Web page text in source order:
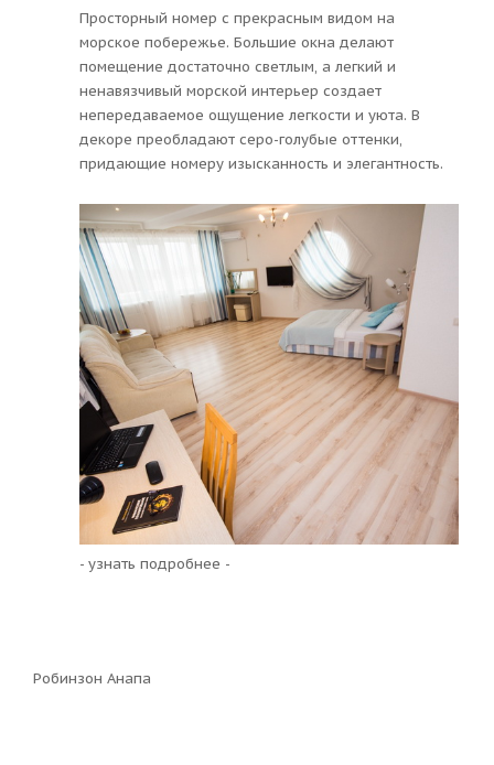
Просторный номер с прекрасным видом на
морское побережье. Большие окна делают
помещение достаточно светлым, а легкий и
ненавязчивый морской интерьер создает
непередаваемое ощущение легкости и уюта. В
декоре преобладают серо-голубые оттенки,
придающие номеру изысканность и элегантность.
- узнать подробнее -
Робинзон Анапа